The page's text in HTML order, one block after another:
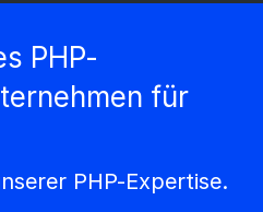
PHP-
für
PHP-Expertise.